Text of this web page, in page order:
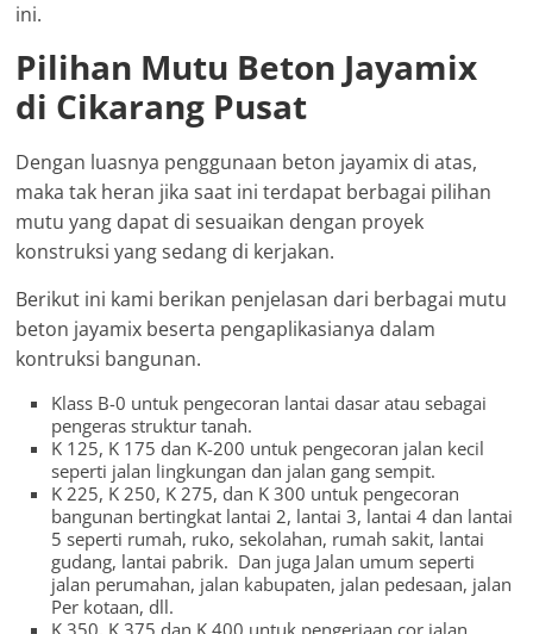
ini.
Pilihan Mutu Beton Jayamix
di Cikarang Pusat
Dengan luasnya penggunaan beton jayamix di atas,
maka tak heran jika saat ini terdapat berbagai pilihan
mutu yang dapat di sesuaikan dengan proyek
konstruksi yang sedang di kerjakan.
Berikut ini kami berikan penjelasan dari berbagai mutu
beton jayamix beserta pengaplikasianya dalam
kontruksi bangunan.
Klass B-0 untuk pengecoran lantai dasar atau sebagai
pengeras struktur tanah.
K 125, K 175 dan K-200 untuk pengecoran jalan kecil
seperti jalan lingkungan dan jalan gang sempit.
K 225, K 250, K 275, dan K 300 untuk pengecoran
bangunan bertingkat lantai 2, lantai 3, lantai 4 dan lantai
5 seperti rumah, ruko, sekolahan, rumah sakit, lantai
gudang, lantai pabrik. Dan juga Jalan umum seperti
jalan perumahan, jalan kabupaten, jalan pedesaan, jalan
Per kotaan, dll.